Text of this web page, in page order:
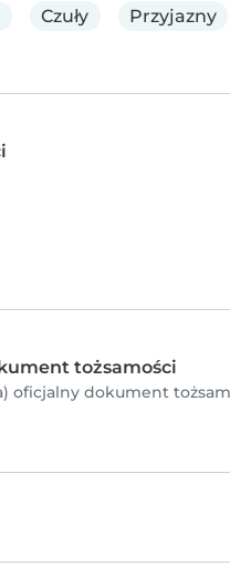
Czuły Przyjazny
tożsamości
oficjalny dokument